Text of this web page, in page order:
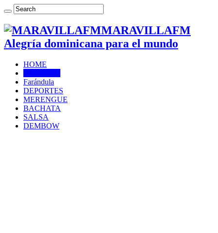
MARAVILLAFM
Alegría dominicana para el mundo
HOME
Farándula
DEPORTES
MERENGUE
BACHATA
SALSA
DEMBOW